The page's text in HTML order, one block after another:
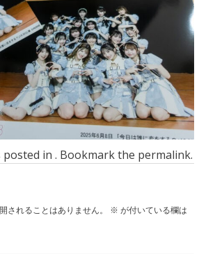
in . Bookmark the permalink.
されることはありません。
※ が付いている欄は